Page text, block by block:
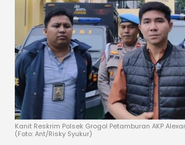
Kanit Reskrim Polsek Grogol Petamburan AKP
(Foto: Ant/Risky Syukur)